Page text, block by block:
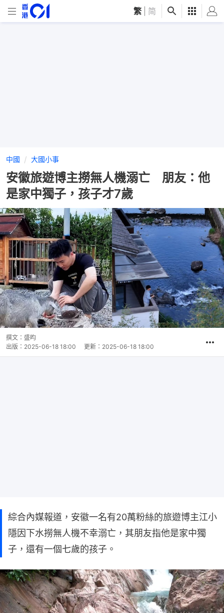
繁 简
中國 大國小事
安徽旅遊博主撈無人機溺亡 朋友：他
是家中獨子，孩子才7歲
撰文： 盛昀
出版： 2025-06-18 18:00 更新： 2025-06-18 18:00
綜合內媒報道，安徽一名有20萬粉絲的旅遊博主江小
隱因下水撈無人機不幸溺亡，其朋友指他是家中獨
子，還有一個七歲的孩子。